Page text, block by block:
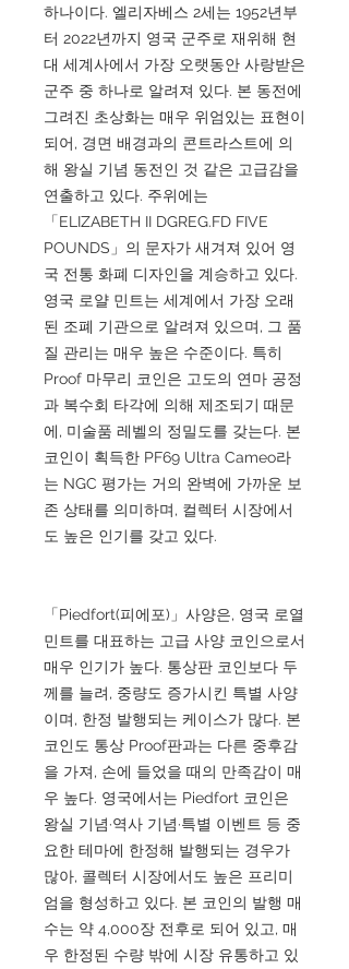
하나이다. 엘리자베스 2세는 1952년부
터 2022년까지 영국 군주로 재위해 현
대 세계사에서 가장 오랫동안 사랑받은
군주 중 하나로 알려져 있다. 본 동전에
그려진 초상화는 매우 위엄있는 표현이
되어, 경면 배경과의 콘트라스트에 의
해 왕실 기념 동전인 것 같은 고급감을
연출하고 있다. 주위에는
「ELIZABETH II DGREG.FD FIVE
POUNDS」의 문자가 새겨져 있어 영
국 전통 화폐 디자인을 계승하고 있다.
영국 로얄 민트는 세계에서 가장 오래
된 조폐 기관으로 알려져 있으며, 그 품
질 관리는 매우 높은 수준이다. 특히
Proof 마무리 코인은 고도의 연마 공정
과 복수회 타각에 의해 제조되기 때문
에, 미술품 레벨의 정밀도를 갖는다. 본
코인이 획득한 PF69 Ultra Cameo라
는 NGC 평가는 거의 완벽에 가까운 보
존 상태를 의미하며, 컬렉터 시장에서
도 높은 인기를 갖고 있다.
「Piedfort(피에포)」사양은, 영국 로열
민트를 대표하는 고급 사양 코인으로서
매우 인기가 높다. 통상판 코인보다 두
께를 늘려, 중량도 증가시킨 특별 사양
이며, 한정 발행되는 케이스가 많다. 본
코인도 통상 Proof판과는 다른 중후감
을 가져, 손에 들었을 때의 만족감이 매
우 높다. 영국에서는 Piedfort 코인은
왕실 기념·역사 기념·특별 이벤트 등 중
요한 테마에 한정해 발행되는 경우가
많아, 콜렉터 시장에서도 높은 프리미
엄을 형성하고 있다. 본 코인의 발행 매
수는 약 4,000장 전후로 되어 있고, 매
우 한정된 수량 밖에 시장 유통하고 있